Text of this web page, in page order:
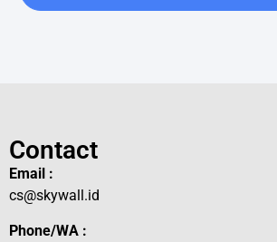
Contact
Email :
cs@skywall.id
Phone/WA :